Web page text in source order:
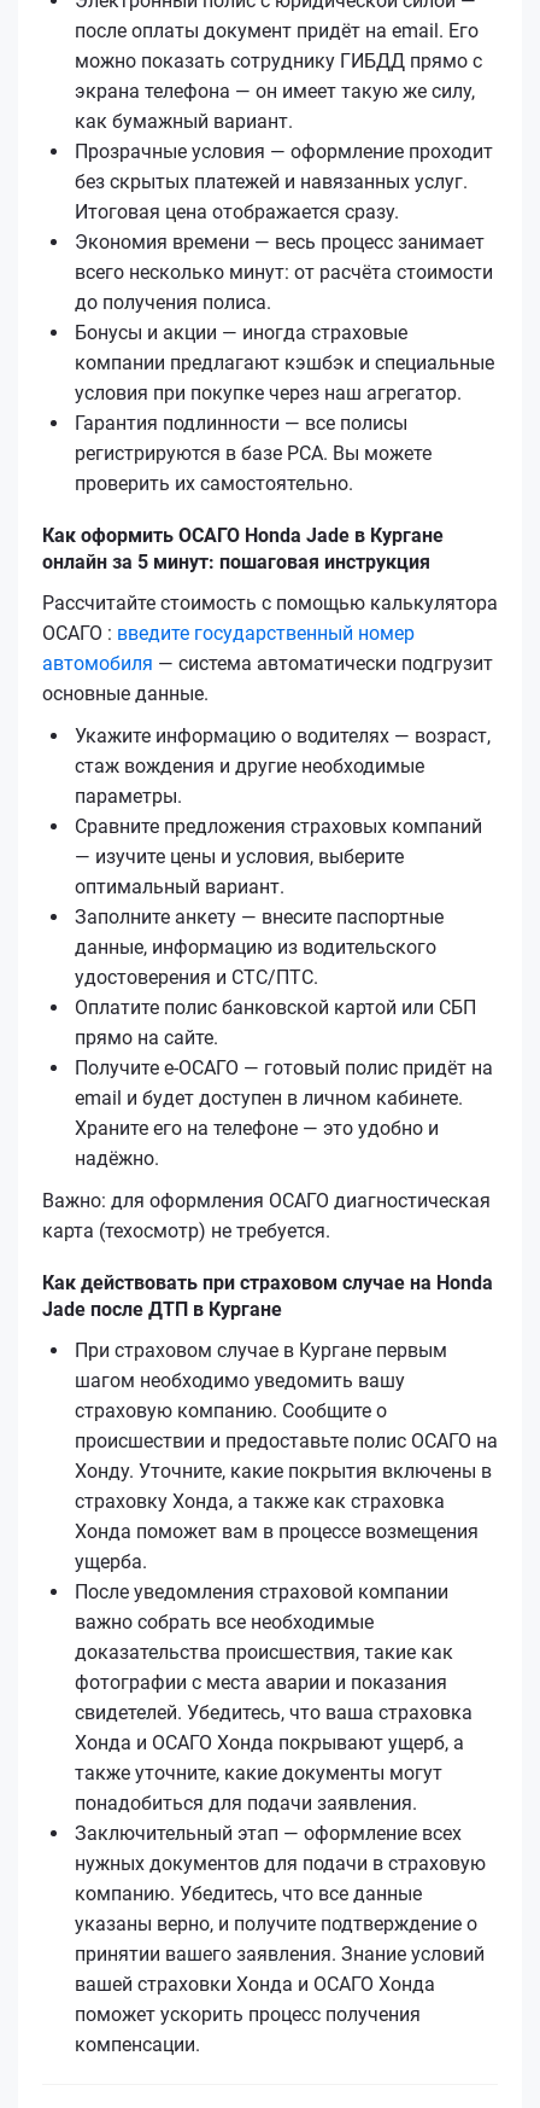
после оплаты документ придёт на email. Его
можно показать сотруднику ГИБДД прямо с
экрана телефона — он имеет такую же силу,
как бумажный вариант.
Прозрачные условия — оформление проходит
без скрытых платежей и навязанных услуг.
Итоговая цена отображается сразу.
Экономия времени — весь процесс занимает
всего несколько минут: от расчёта стоимости
до получения полиса.
Бонусы и акции — иногда страховые
компании предлагают кэшбэк и специальные
условия при покупке через наш агрегатор.
Гарантия подлинности — все полисы
регистрируются в базе РСА. Вы можете
проверить их самостоятельно.
Как оформить ОСАГО Honda Jade в Кургане
онлайн за 5 минут: пошаговая инструкция
Рассчитайте стоимость с помощью калькулятора
ОСАГО : введите государственный номер
автомобиля — система автоматически подгрузит
основные данные.
Укажите информацию о водителях — возраст,
стаж вождения и другие необходимые
параметры.
Сравните предложения страховых компаний
— изучите цены и условия, выберите
оптимальный вариант.
Заполните анкету — внесите паспортные
данные, информацию из водительского
удостоверения и СТС/ПТС.
Оплатите полис банковской картой или СБП
прямо на сайте.
Получите е‑ОСАГО — готовый полис придёт на
email и будет доступен в личном кабинете.
Храните его на телефоне — это удобно и
надёжно.
Важно: для оформления ОСАГО диагностическая
карта (техосмотр) не требуется.
Как действовать при страховом случае на Honda
Jade после ДТП в Кургане
При страховом случае в Кургане первым
шагом необходимо уведомить вашу
страховую компанию. Сообщите о
происшествии и предоставьте полис ОСАГО на
Хонду. Уточните, какие покрытия включены в
страховку Хонда, а также как страховка
Хонда поможет вам в процессе возмещения
ущерба.
После уведомления страховой компании
важно собрать все необходимые
доказательства происшествия, такие как
фотографии с места аварии и показания
свидетелей. Убедитесь, что ваша страховка
Хонда и ОСАГО Хонда покрывают ущерб, а
также уточните, какие документы могут
понадобиться для подачи заявления.
Заключительный этап — оформление всех
нужных документов для подачи в страховую
компанию. Убедитесь, что все данные
указаны верно, и получите подтверждение о
принятии вашего заявления. Знание условий
вашей страховки Хонда и ОСАГО Хонда
поможет ускорить процесс получения
компенсации.